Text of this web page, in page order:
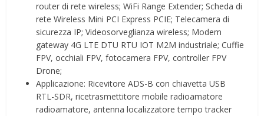
router di rete wireless; WiFi Range Extender; Scheda di
rete Wireless Mini PCI Express PCIE; Telecamera di
sicurezza IP; Videosorveglianza wireless; Modem
gateway 4G LTE DTU RTU IOT M2M industriale; Cuffie
FPV, occhiali FPV, fotocamera FPV, controller FPV
Drone;
Applicazione: Ricevitore ADS-B con chiavetta USB
RTL-SDR, ricetrasmettitore mobile radioamatore
radioamatore, antenna localizzatore tempo tracker